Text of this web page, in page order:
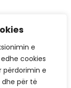
e
cookies
përdorimin e
për të
Lakrishtë,